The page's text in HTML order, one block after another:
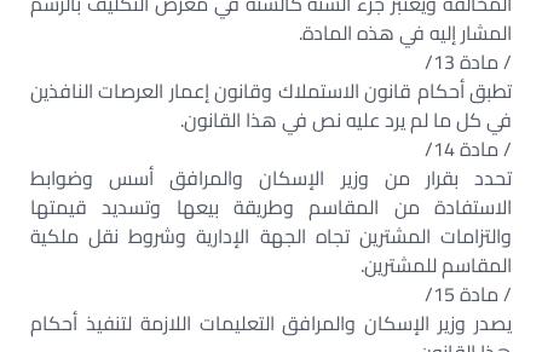
المشار إليه في هذه المادة.
/ مادة 13/
تطبق أحكام قانون الاستملاك وقانون إعمار العرصات النافذين
في كل ما لم يرد عليه نص في هذا القانون.
/ مادة 14/
تحدد بقرار من وزير الإسكان والمرافق أسس وضوابط
الاستفادة من المقاسم وطريقة بيعها وتسديد قيمتها
والتزامات المشترين تجاه الجهة الإدارية وشروط نقل ملكية
المقاسم للمشترين.
/ مادة 15/
يصدر وزير الإسكان والمرافق التعليمات اللازمة لتنفيذ أحكام